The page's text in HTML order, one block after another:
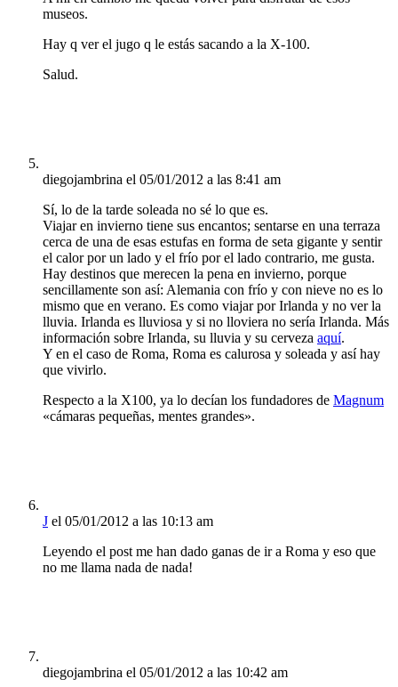
museos.
Hay q ver el jugo q le estás sacando a la X-100.
Salud.
diegojambrina el 05/01/2012 a las 8:41 am
Sí, lo de la tarde soleada no sé lo que es.
Viajar en invierno tiene sus encantos; sentarse en una terraza
cerca de una de esas estufas en forma de seta gigante y sentir
el calor por un lado y el frío por el lado contrario, me gusta.
Hay destinos que merecen la pena en invierno, porque
sencillamente son así: Alemania con frío y con nieve no es lo
mismo que en verano. Es como viajar por Irlanda y no ver la
lluvia. Irlanda es lluviosa y si no lloviera no sería Irlanda. Más
información sobre Irlanda, su lluvia y su cerveza aquí.
Y en el caso de Roma, Roma es calurosa y soleada y así hay
que vivirlo.
Respecto a la X100, ya lo decían los fundadores de Magnum
«cámaras pequeñas, mentes grandes».
J el 05/01/2012 a las 10:13 am
Leyendo el post me han dado ganas de ir a Roma y eso que
no me llama nada de nada!
diegojambrina el 05/01/2012 a las 10:42 am